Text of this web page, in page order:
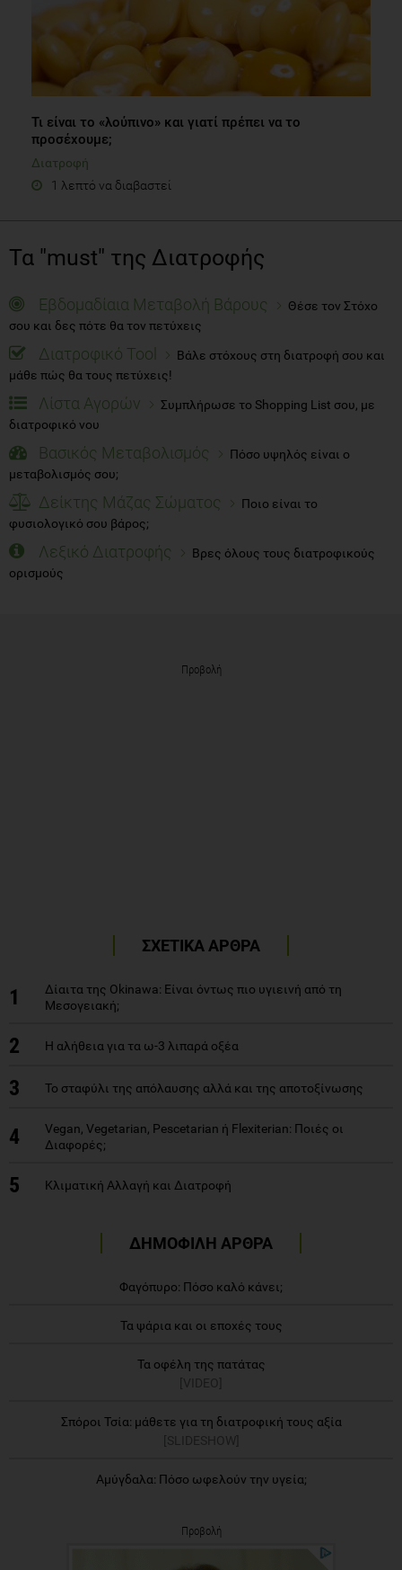
Τι είναι το «λούπινο» και γιατί πρέπει να το
προσέχουμε;
Διατροφή
1 λεπτό να διαβαστεί
Τα "must" της Διατροφής
Εβδομαδίαια Μεταβολή Βάρους
Θέσε τον Στόχο
σου και δες πότε θα τον πετύχεις
Διατροφικό Tool
Βάλε στόχους στη διατροφή σου και
μάθε πώς θα τους πετύχεις!
Λίστα Αγορών
Συμπλήρωσε το Shopping List σου, με
διατροφικό νου
Βασικός Μεταβολισμός
Πόσο υψηλός είναι ο
μεταβολισμός σου;
Δείκτης Μάζας Σώματος
Ποιο είναι το
φυσιολογικό σου βάρος;
Λεξικό Διατροφής
Βρες όλους τους διατροφικούς
ορισμούς
Προβολή
ΣΧΕΤΙΚΑ ΑΡΘΡΑ
1
Δίαιτα της Okinawa: Είναι όντως πιο υγιεινή από τη
Μεσογειακή;
2 Η αλήθεια για τα ω-3 λιπαρά οξέα
3 Το σταφύλι της απόλαυσης αλλά και της αποτοξίνωσης
4
Vegan, Vegetarian, Pescetarian ή Flexiterian: Ποιές οι
Διαφορές;
5 Κλιματική Αλλαγή και Διατροφή
ΔΗΜΟΦΙΛΗ ΑΡΘΡΑ
Φαγόπυρο: Πόσο καλό κάνει;
Τα ψάρια και οι εποχές τους
Τα οφέλη της πατάτας
[VIDEO]
Σπόροι Τσία: μάθετε για τη διατροφική τους αξία
[SLIDESHOW]
Αμύγδαλα: Πόσο ωφελούν την υγεία;
Προβολή